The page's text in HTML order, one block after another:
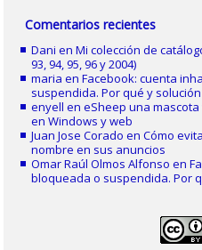
Comentarios recientes
Dani enMi colección de
93, 94, 95, 96 y 2004)
maria enFacebook: cuenta
suspendida. Por qué y solución
enyell eneSheep una
en Windows y web
Juan Jose Corado enCómo
nombre en sus anuncios
Omar Raúl Olmos Alfonso en
bloqueada o suspendida. Por